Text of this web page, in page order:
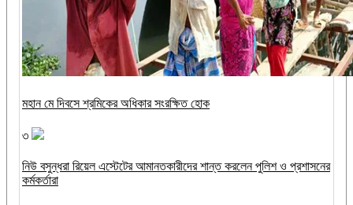
মহান মে দিবসে শ্রমিকের অধিকার সংরক্ষিত হোক
৩
নিউ বসুন্ধরা রিয়েল এস্টেটের আমানতকারীদের শান্ত করলেন পুলিশ ও প্রশাসনের
কর্মকর্তারা